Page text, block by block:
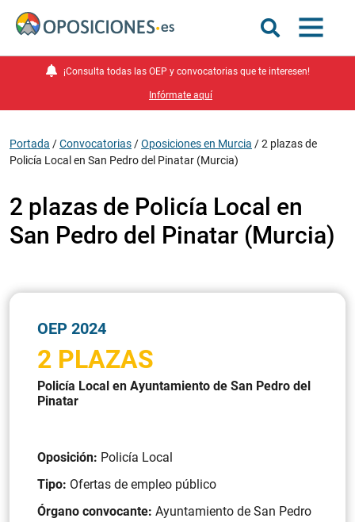
¡Consulta todas las OEP y convocatorias que te interesen!
Infórmate aquí
Portada /Convocatorias /Oposiciones en Murcia /2 plazas de
Policía Local en San Pedro del Pinatar (Murcia)
2 plazas de Policía Local en
San Pedro del Pinatar (Murcia)
OEP 2024
2 PLAZAS
Policía Local en Ayuntamiento de San Pedro del
Pinatar
Oposición: Policía Local
Tipo: Ofertas de empleo público
Órgano convocante: Ayuntamiento de San Pedro